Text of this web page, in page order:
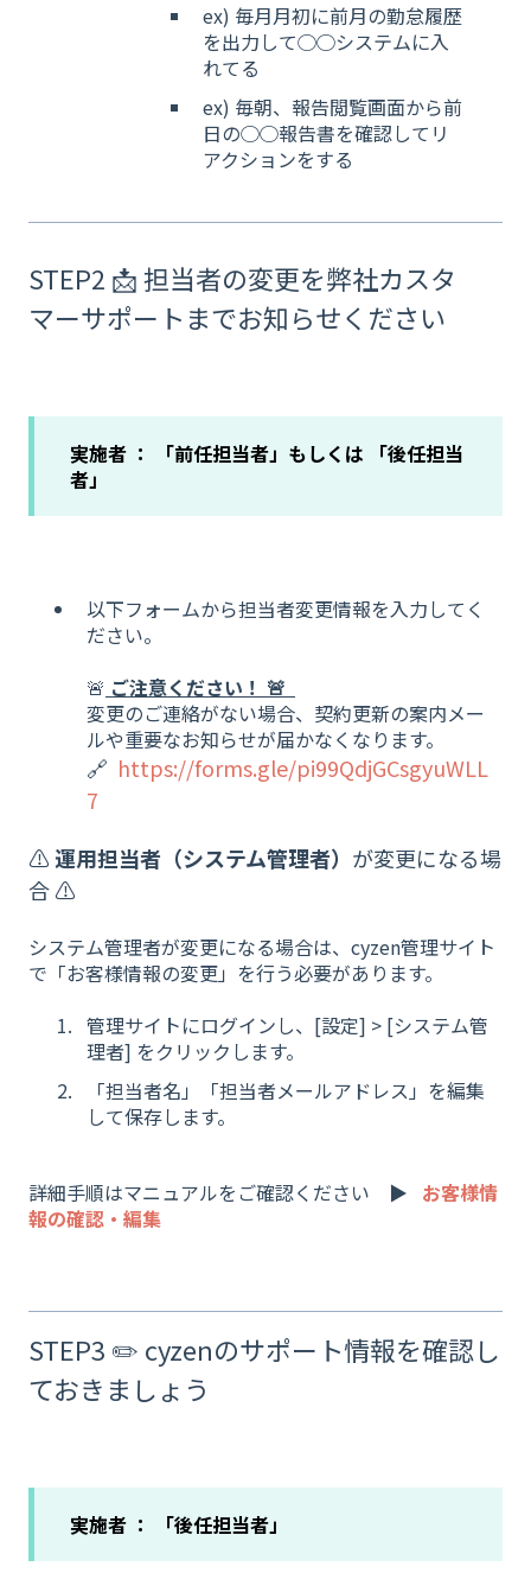
ex) 毎月月初に前月の勤怠履歴
を出力して◯◯システムに入
れてる
ex) 毎朝、報告閲覧画面から前
日の◯◯報告書を確認してリ
アクションをする
STEP2 📩 担当者の変更を弊社カスタ
マーサポートまでお知らせください
実施者 ： 「前任担当者」もしくは 「後任担当
者」
以下フォームから担当者変更情報を入力してく
ださい。
🚨 ご注意ください！ 🚨
変更のご連絡がない場合、契約更新の案内メー
ルや重要なお知らせが届かなくなります。
🔗 https://forms.gle/pi99QdjGCsgyuWLL
7
⚠️ 運用担当者（システム管理者） が変更になる場
合 ⚠️
システム管理者が変更になる場合は、cyzen管理サイト
で「お客様情報の変更」を行う必要があります。
管理サイトにログインし、[設定] > [システム管
理者] をクリックします。
「担当者名」「担当者メールアドレス」を編集
して保存します。
詳細手順はマニュアルをご確認ください ▶︎ お客様情
報の確認・編集
STEP3 ✏️ cyzenのサポート情報を確認し
ておきましょう
実施者 ： 「後任担当者」